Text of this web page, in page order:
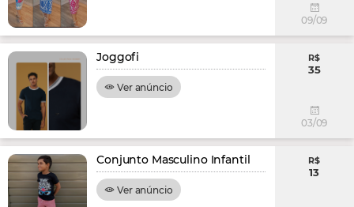
09/09
Joggofi
Ver anúncio
R$
35
03/09
Conjunto Masculino Infantil
Ver anúncio
R$
13